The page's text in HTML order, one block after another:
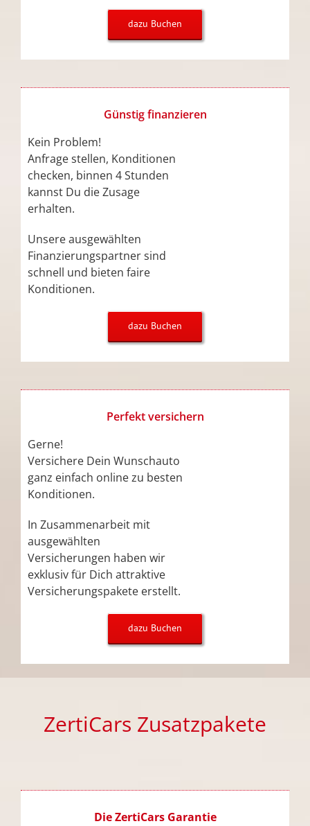
dazu Buchen
Günstig finanzieren
Kein Problem!
Anfrage stellen, Konditionen
checken, binnen 4 Stunden
kannst Du die Zusage
erhalten.
Unsere ausgewählten
Finanzierungspartner sind
schnell und bieten faire
Konditionen.
dazu Buchen
Perfekt versichern
Gerne!
Versichere Dein Wunschauto
ganz einfach online zu besten
Konditionen.
In Zusammenarbeit mit
ausgewählten
Versicherungen haben wir
exklusiv für Dich attraktive
Versicherungspakete erstellt.
dazu Buchen
ZertiCars Zusatzpakete
Die ZertiCars Garantie